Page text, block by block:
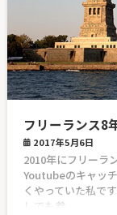
フリーランス8
2017年5月6日
2010年にフリーラ
Youtubeのキャッ
くやっていた私で
しでも参